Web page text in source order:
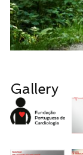
Gallery